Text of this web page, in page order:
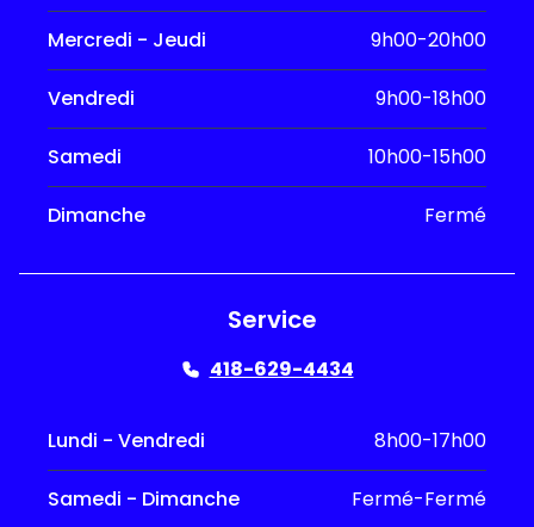
Mercredi - Jeudi 9h00-20h00
Vendredi 9h00-18h00
Samedi 10h00-15h00
Dimanche Fermé
Service
418-629-4434
Lundi - Vendredi 8h00-17h00
Samedi - Dimanche Fermé-Fermé